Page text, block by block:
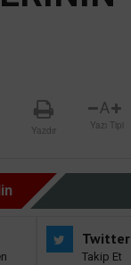
Yazdır
A
Yazı Tipi
Twitter
Takip Et